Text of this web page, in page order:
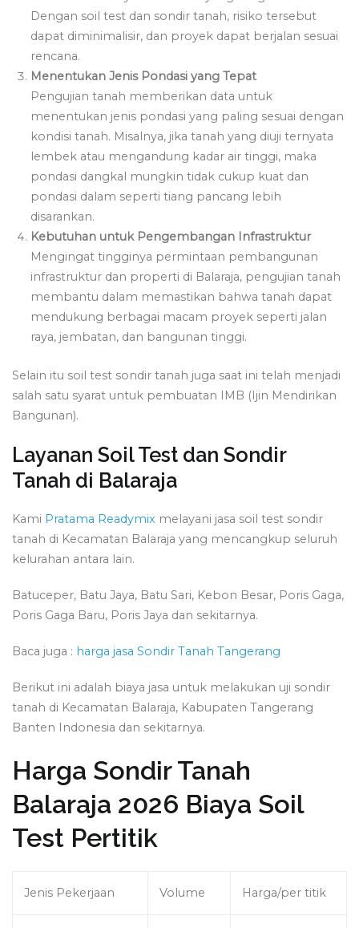
Dengan soil test dan sondir tanah, risiko tersebut
dapat diminimalisir, dan proyek dapat berjalan sesuai
rencana.
Menentukan Jenis Pondasi yang Tepat
Pengujian tanah memberikan data untuk
menentukan jenis pondasi yang paling sesuai dengan
kondisi tanah. Misalnya, jika tanah yang diuji ternyata
lembek atau mengandung kadar air tinggi, maka
pondasi dangkal mungkin tidak cukup kuat dan
pondasi dalam seperti tiang pancang lebih
disarankan.
Kebutuhan untuk Pengembangan Infrastruktur
Mengingat tingginya permintaan pembangunan
infrastruktur dan properti di Balaraja, pengujian tanah
membantu dalam memastikan bahwa tanah dapat
mendukung berbagai macam proyek seperti jalan
raya, jembatan, dan bangunan tinggi.
Selain itu soil test sondir tanah juga saat ini telah menjadi
salah satu syarat untuk pembuatan IMB (Ijin Mendirikan
Bangunan).
Layanan Soil Test dan Sondir
Tanah di Balaraja
Kami Pratama Readymix melayani jasa soil test sondir
tanah di Kecamatan Balaraja yang mencangkup seluruh
kelurahan antara lain.
Batuceper, Batu Jaya, Batu Sari, Kebon Besar, Poris Gaga,
Poris Gaga Baru, Poris Jaya dan sekitarnya.
Baca juga : harga jasa Sondir Tanah Tangerang
Berikut ini adalah biaya jasa untuk melakukan uji sondir
tanah di Kecamatan Balaraja, Kabupaten Tangerang
Banten Indonesia dan sekitarnya.
Harga Sondir Tanah
Balaraja 2026 Biaya Soil
Test Pertitik
Jenis Pekerjaan Volume Harga/per titik